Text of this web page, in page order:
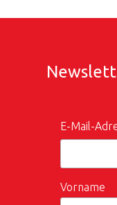
E-Mail-
Vorname